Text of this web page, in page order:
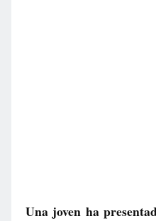
Una joven ha